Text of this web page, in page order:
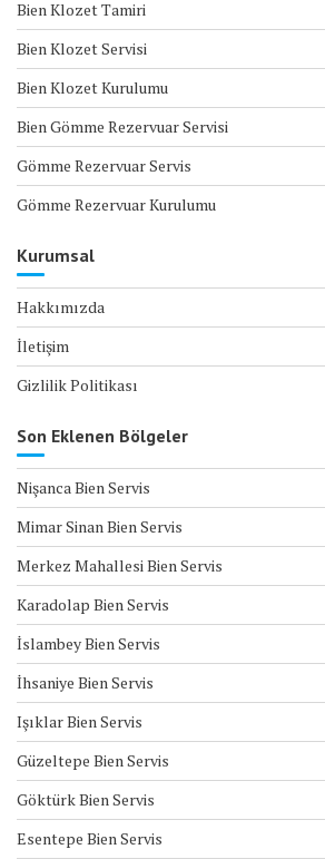
Bien Klozet Tamiri
Bien Klozet Servisi
Bien Klozet Kurulumu
Bien Gömme Rezervuar Servisi
Gömme Rezervuar Servis
Gömme Rezervuar Kurulumu
Kurumsal
Hakkımızda
İletişim
Gizlilik Politikası
Son Eklenen Bölgeler
Nişanca Bien Servis
Mimar Sinan Bien Servis
Merkez Mahallesi Bien Servis
Karadolap Bien Servis
İslambey Bien Servis
İhsaniye Bien Servis
Işıklar Bien Servis
Güzeltepe Bien Servis
Göktürk Bien Servis
Esentepe Bien Servis